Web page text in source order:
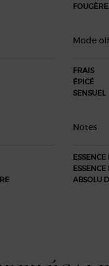
Mode
FRAIS
ÉPICÉ
SENSUEL
Notes
ABSOLU